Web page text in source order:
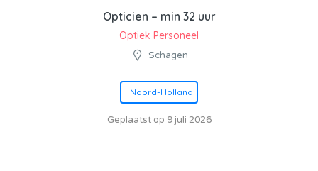
Opticien – min 32 uur
Optiek Personeel
Schagen
Noord-Holland
Geplaatst op 9 juli 2026